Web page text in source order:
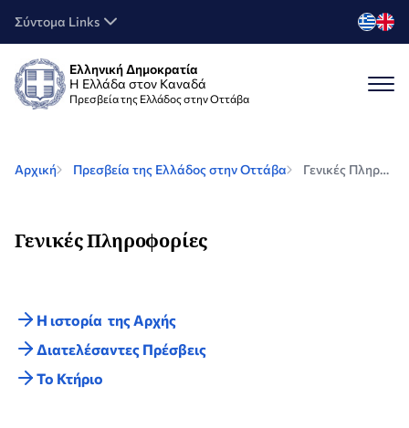
Σύντομα Links
Ελληνική Δημοκρατία
Η Ελλάδα στον Καναδά
Πρεσβεία της Ελλάδος στην Οττάβα
Αρχική Πρεσβεία της Ελλάδος στην Οττάβα Γενικές Πληροφορίες
Γενικές Πληροφορίες
H ιστορία της Αρχής
Διατελέσαντες Πρέσβεις
Το Κτήριο